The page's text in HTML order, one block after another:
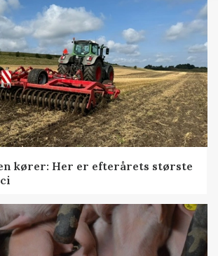
kører: Her er efterårets største